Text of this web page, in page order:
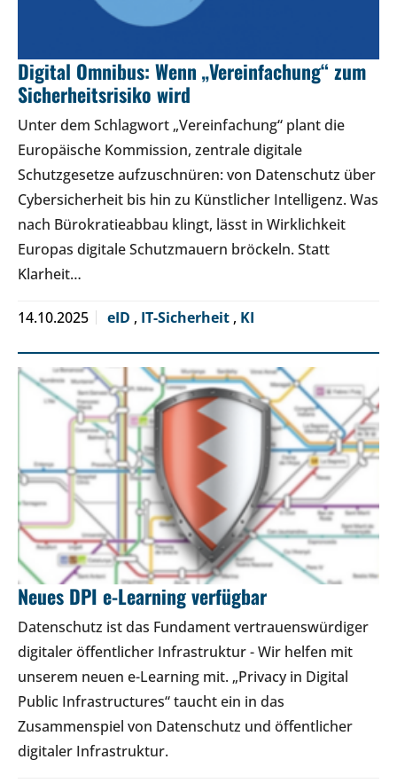
Digital Omnibus: Wenn „Vereinfachung“ zum
Sicherheitsrisiko wird
Unter dem Schlagwort „Vereinfachung“ plant die
Europäische Kommission, zentrale digitale
Schutzgesetze aufzuschnüren: von Datenschutz über
Cybersicherheit bis hin zu Künstlicher Intelligenz. Was
nach Bürokratieabbau klingt, lässt in Wirklichkeit
Europas digitale Schutzmauern bröckeln. Statt
Klarheit…
14.10.2025 eID , IT-Sicherheit , KI
Neues DPI e-Learning verfügbar
Datenschutz ist das Fundament vertrauenswürdiger
digitaler öffentlicher Infrastruktur - Wir helfen mit
unserem neuen e-Learning mit. „Privacy in Digital
Public Infrastructures“ taucht ein in das
Zusammenspiel von Datenschutz und öffentlicher
digitaler Infrastruktur.